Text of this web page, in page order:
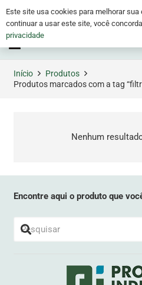
Início
Produtos
Produtos marcados com a tag
Nenhum
Encontre aqui o produto que
Este site usa cookies para melhorar sua
continuar a usar este site, você
privacidade